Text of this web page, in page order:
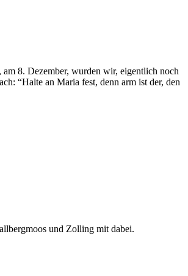
8. Dezember, wurden wir, eigentlich noch
“Halte an Maria fest, denn arm ist der, den
und Zolling mit dabei.